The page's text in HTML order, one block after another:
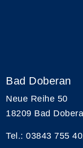
Bad Doberan
Neue Reihe 50
18209 Bad
Tel.: 03843 755